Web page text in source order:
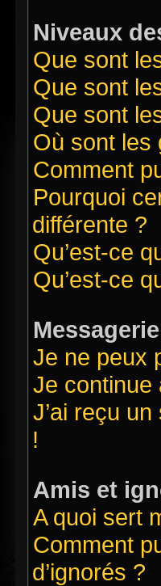
Niveaux
Que sont
Que sont
Que sont
Où sont les
Comment
Pourquoi
différente ?
Qu’est-ce
Qu’est-ce
Je ne peux
Je continue
J’ai reçu
!
Amis et
A quoi sert
Comment
d’ignorés ?